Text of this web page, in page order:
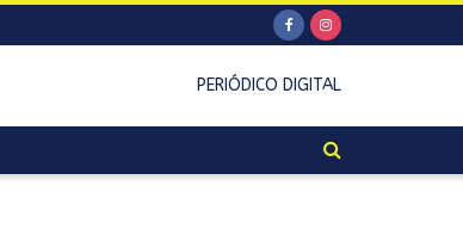
PERIÓDICO DIGITAL